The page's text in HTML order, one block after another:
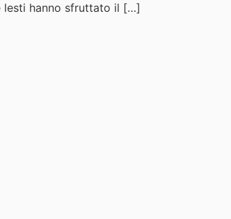
lesti hanno sfruttato il […]